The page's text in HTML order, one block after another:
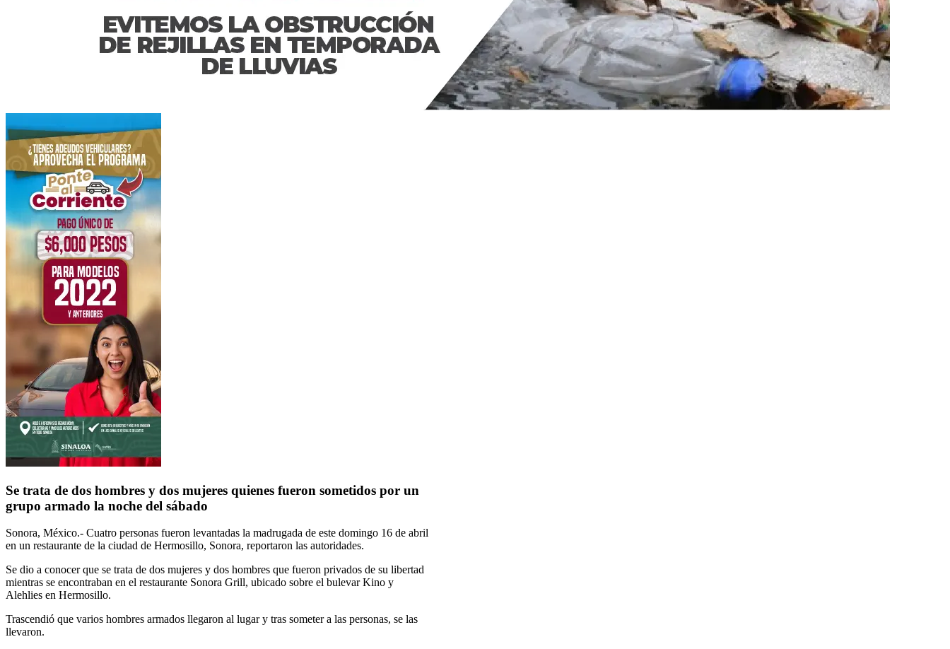
Se trata de dos hombres y dos mujeres quienes fueron sometidos por un
grupo armado la noche del sábado
Sonora, México.- Cuatro personas fueron levantadas la madrugada de este domingo 16 de abril
en un restaurante de la ciudad de Hermosillo, Sonora, reportaron las autoridades.
Se dio a conocer que se trata de dos mujeres y dos hombres que fueron privados de su libertad
mientras se encontraban en el restaurante Sonora Grill, ubicado sobre el bulevar Kino y
Alehlies en Hermosillo.
Trascendió que varios hombres armados llegaron al lugar y tras someter a las personas, se las
llevaron.